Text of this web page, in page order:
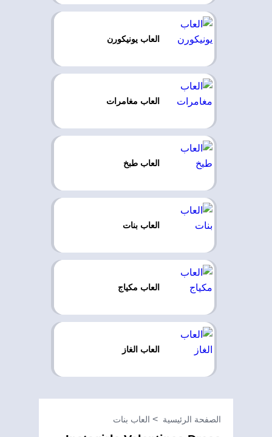
العاب يونيكورن
العاب مغامرات
العاب طبخ
العاب بنات
العاب مكياج
العاب الغاز
الصفحة الرئيسية العاب بنات